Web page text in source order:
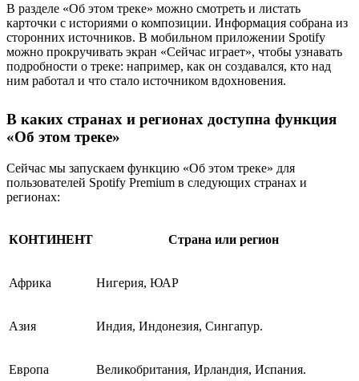
В разделе «Об этом треке» можно смотреть и листать
карточки с историями о композиции. Информация собрана из
сторонних источников. В мобильном приложении Spotify
можно прокручивать экран «Сейчас играет», чтобы узнавать
подробности о треке: например, как он создавался, кто над
ним работал и что стало источником вдохновения.
В каких странах и регионах доступна функция
«Об этом треке»
Сейчас мы запускаем функцию «Об этом треке» для
пользователей Spotify Premium в следующих странах и
регионах:
КОНТИНЕНТ Страна или регион
Африка Нигерия, ЮАР
Азия Индия, Индонезия, Сингапур.
Европа Великобритания, Ирландия, Испания.